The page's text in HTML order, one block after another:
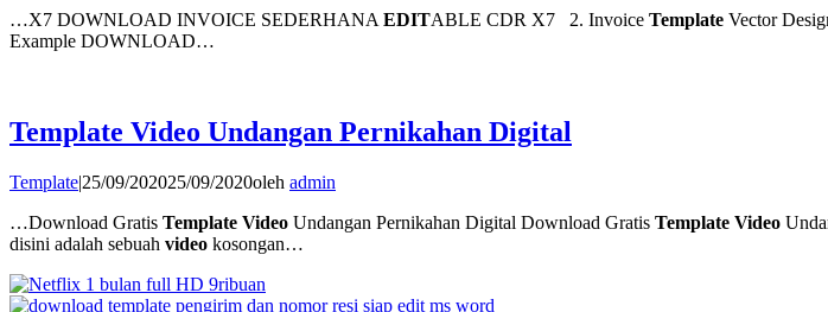
…X7 DOWNLOAD INVOICE SEDERHANAEDITABLE CDR X7 2. Invoice Template Vector
Example DOWNLOAD…
Template Video Undangan Pernikahan Digital
Template|25/09/202025/09/2020oleh admin
…Download Gratis Template Video Undangan Pernikahan Digital Download Gratis Template Video
disini adalah sebuah video kosongan…